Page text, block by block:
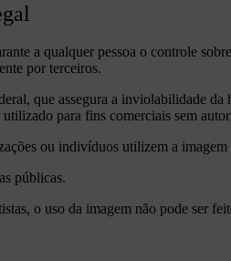
a qualquer pessoa o controle
por terceiros.
que assegura a inviolabilidade
para fins comerciais sem
ou indivíduos utilizem a
públicas.
o uso da imagem não pode ser